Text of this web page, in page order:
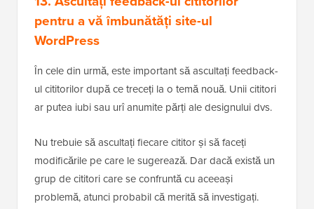
pentru a vă îmbunătăți site-ul
WordPress
În cele din urmă, este important să ascultați feedback-
ul cititorilor după ce treceți la o temă nouă. Unii cititori
ar putea iubi sau urî anumite părți ale designului dvs.
Nu trebuie să ascultați fiecare cititor și să faceți
modificările pe care le sugerează. Dar dacă există un
grup de cititori care se confruntă cu aceeași
problemă, atunci probabil că merită să investigați.